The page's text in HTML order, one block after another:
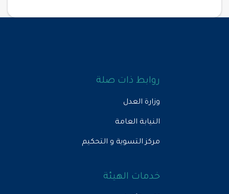
روابط ذات صلة
وزارة العدل
النيابة العامة
مركز التسوية و التحكيم
خدمات الهيئة